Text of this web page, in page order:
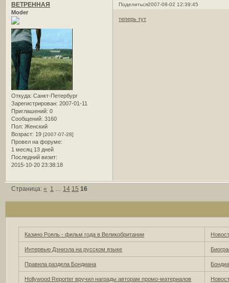
Поделиться2007-08-02 12:39:45
ВЕТРЕННАЯ
Moder
Откуда: Санкт-Петербург
Зарегистрирован: 2007-01-11
Приглашений: 0
Сообщений: 3160
Пол: Женский
Возраст: 19 [2007-07-28]
Провел на форуме:
1 месяц 13 дней
Последний визит:
2015-10-20 23:38:18
теперь тут
Страница:« 1 … 14 15 16
Казино Рояль - фильм года в Великобритании
Интервью Дэниэла на русском языке
Правила раздела Бондиана
Hollywood Reporter вручил награды авторам промо-материалов